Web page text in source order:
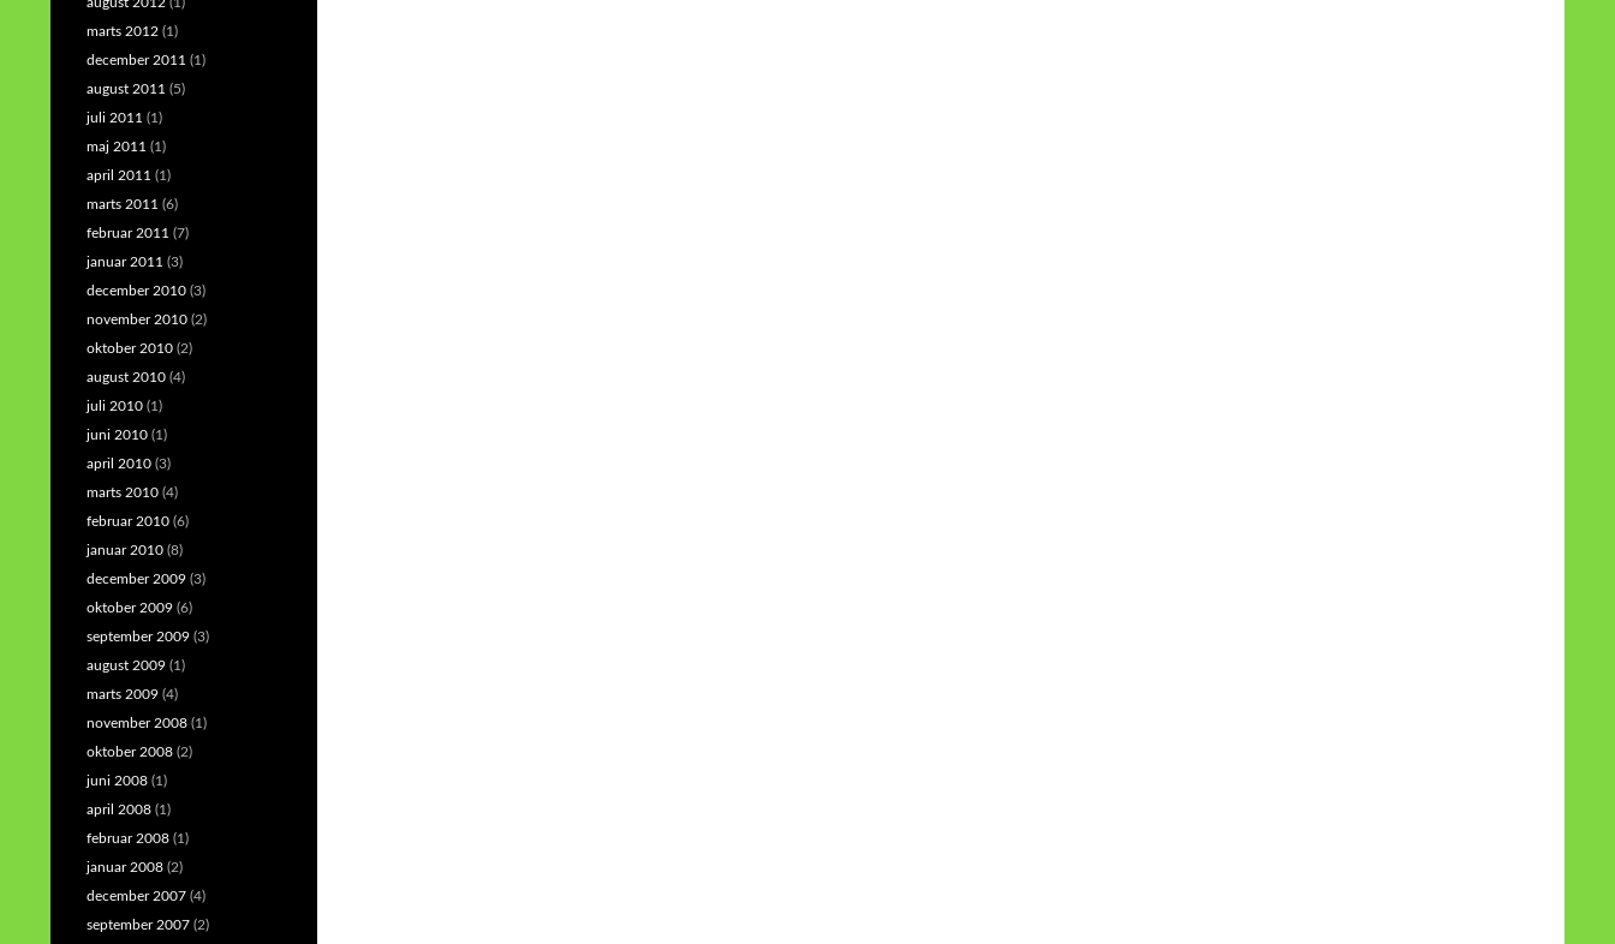
marts 2012 (1)
december 2011 (1)
august 2011 (5)
juli 2011 (1)
maj 2011 (1)
april 2011 (1)
marts 2011 (6)
februar 2011 (7)
januar 2011 (3)
december 2010 (3)
november 2010 (2)
oktober 2010 (2)
august 2010 (4)
juli 2010 (1)
juni 2010 (1)
april 2010 (3)
marts 2010 (4)
februar 2010 (6)
januar 2010 (8)
december 2009 (3)
oktober 2009 (6)
september 2009 (3)
august 2009 (1)
marts 2009 (4)
november 2008 (1)
oktober 2008 (2)
juni 2008 (1)
april 2008 (1)
februar 2008 (1)
januar 2008 (2)
december 2007 (4)
september 2007 (2)